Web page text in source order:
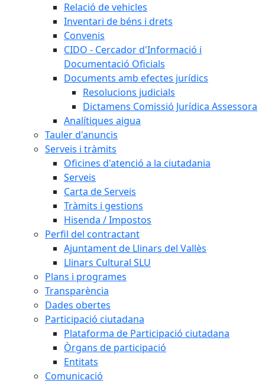
Relació de vehicles
Inventari de béns i drets
Convenis
CIDO - Cercador d'Informació i
Documentació Oficials
Documents amb efectes jurídics
Resolucions judicials
Dictamens Comissió Jurídica Assessora
Analítiques aigua
Tauler d'anuncis
Serveis i tràmits
Oficines d'atenció a la ciutadania
Serveis
Carta de Serveis
Tràmits i gestions
Hisenda / Impostos
Perfil del contractant
Ajuntament de Llinars del Vallès
Llinars Cultural SLU
Plans i programes
Transparència
Dades obertes
Participació ciutadana
Plataforma de Participació ciutadana
Òrgans de participació
Entitats
Comunicació